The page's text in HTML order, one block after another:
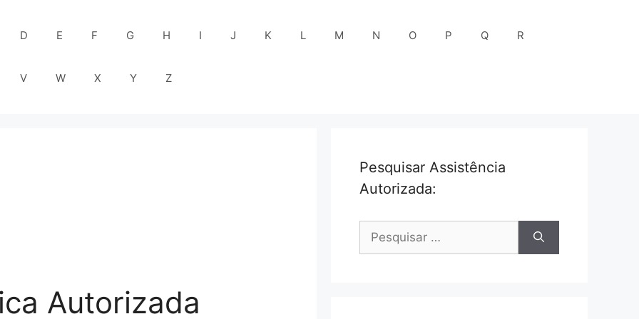
D E F G H I J K L M N O P Q R
V W X Y Z
Autorizada
Pesquisar Assistência
Autorizada:
Pesquisar